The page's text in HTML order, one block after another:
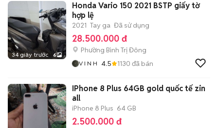
34 giây trước 6
Honda Vario 150 2021 BSTP giấy tờ
hợp lệ
2021 Tay ga Đã sử dụng
28.500.000 đ
Phường Bình Trị Đông
V I N H 4.5 1130 đã bán
IPhone 8 Plus 64GB gold quốc tế zin
all
iPhone 8 Plus 64 GB
2.500.000 đ